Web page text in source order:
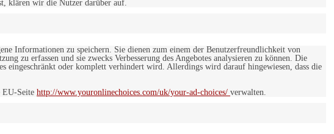
klären wir die Nutzer darüber auf.
Informationen zu speichern. Sie dienen zum einem der Benutzerfreundlichkeit von
zu erfassen und sie zwecks Verbesserung des Angebotes analysieren zu können. Die
eingeschränkt oder komplett verhindert wird. Allerdings wird darauf hingewiesen, dass die
EU-Seite http://www.youronlinechoices.com/uk/your-ad-choices/ verwalten.